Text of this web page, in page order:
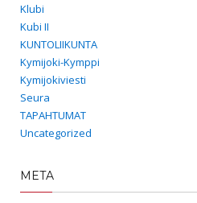
Klubi
Kubi II
KUNTOLIIKUNTA
Kymijoki-Kymppi
Kymijokiviesti
Seura
TAPAHTUMAT
Uncategorized
META